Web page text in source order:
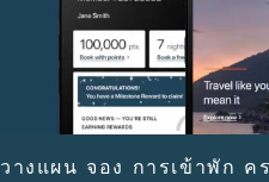
วางแผน จอง การเข้าพัก ค